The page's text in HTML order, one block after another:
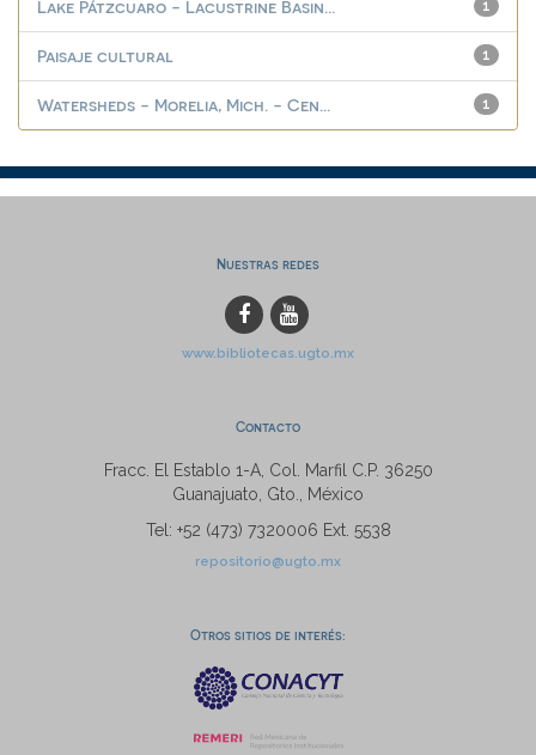
1
Lake Pátzcuaro - Lacustrine Basin...
1
Paisaje cultural
1
Watersheds - Morelia, Mich. - Cen...
Nuestras redes
www.bibliotecas.ugto.mx
Contacto
Fracc. El Establo 1-A, Col. Marfil C.P. 36250
Guanajuato, Gto., México
Tel: +52 (473) 7320006 Ext. 5538
repositorio@ugto.mx
Otros sitios de interés: